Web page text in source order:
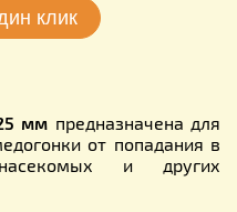
мм предназначена для
от попадания в
и других